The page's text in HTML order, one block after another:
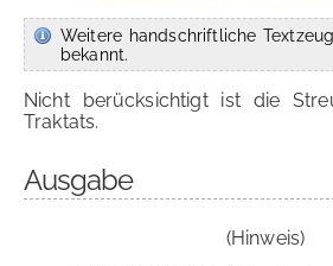
Weitere handschriftliche
bekannt.
Nicht berücksichtigt ist die
Traktats.
Ausgabe
(Hinweis)